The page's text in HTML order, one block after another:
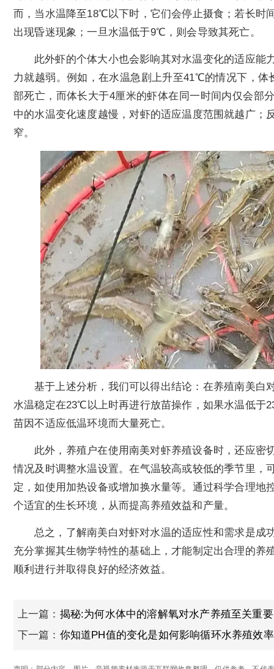
而，当水温降至18℃以下时，它们会停止摄食；若长时
出现昏迷现象；一旦水温低于9℃，则会导致其死亡。
此外虾的个体大小也会影响其对水温变化的适应能
力就越弱。例如，在水温急剧上升至41℃的情况下，体
部死亡，而体长大于4厘米的虾体在同一时间内仅会部
中的水温变化速度越慢，对虾的适应温度范围就越广；
窄。
基于上述分析，我们可以得出结论：在养殖南美白
水温稳定在23℃以上时再进行放苗操作，如果水温低于
苗因不适应低温环境而大量死亡。
此外，养殖户在使用南美对虾养殖设备时，还应密
情况及时调整水温设置。在气温较高或较低的季节里，
定，如使用加热设备或增加换水量等。通过科学合理地
个适宜的生长环境，从而提高养殖效益和产量。
总之，了解南美白对虾对水温的适应性和需求是成
充分掌握其生物学特性的基础上，才能制定出合理的养
顺利进行并取得良好的经济效益。
上一篇： 揭秘:为何水体中的溶解氧对水产养殖至关重
下一篇： 你知道PH值的变化是如何影响循环水养殖效